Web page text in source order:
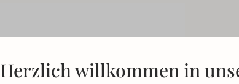
Herzlich willkommen in